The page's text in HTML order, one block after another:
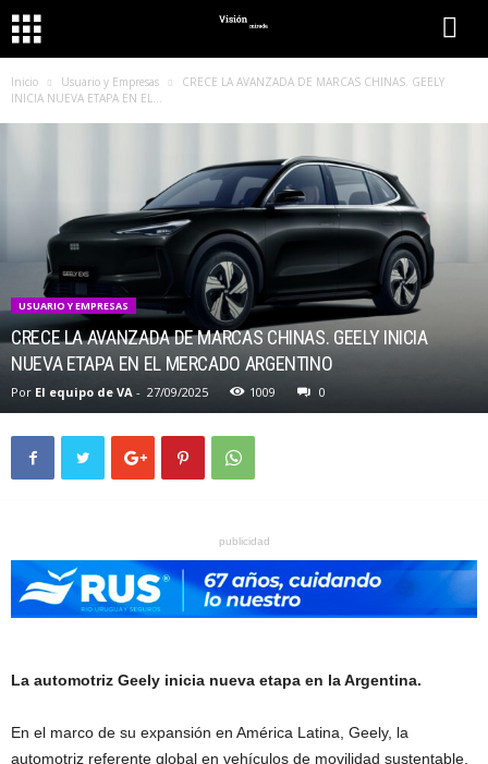
Inicio Usuario y Empresas
CRECE LA AVANZADA DE MARCAS CHINAS. GEELY
INICIA NUEVA ETAPA EN EL...
USUARIO Y EMPRESAS
CRECE LA AVANZADA DE MARCAS CHINAS. GEELY INICIA
NUEVA ETAPA EN EL MERCADO ARGENTINO
Por El equipo de VA - 27/09/2025 1009 0
publicidad
La automotriz Geely inicia nueva etapa en la Argentina.
En el marco de su expansión en América Latina, Geely, la
automotriz referente global en vehículos de movilidad sustentable,